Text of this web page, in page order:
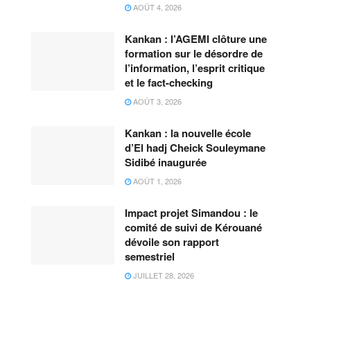
AOÛT 4, 2026
Kankan : l’AGEMI clôture une
formation sur le désordre de
l’information, l’esprit critique
et le fact-checking
AOÛT 3, 2026
Kankan : la nouvelle école
d’El hadj Cheick Souleymane
Sidibé inaugurée
AOÛT 1, 2026
Impact projet Simandou : le
comité de suivi de Kérouané
dévoile son rapport
semestriel
JUILLET 28, 2026